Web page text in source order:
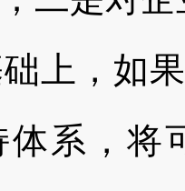
上，如
体系，将